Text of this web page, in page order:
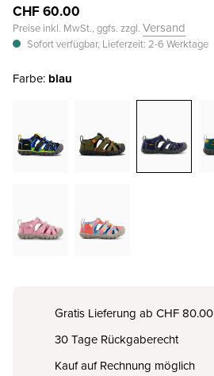
CHF 60.00
Preise inkl. MwSt., ggfs. zzgl. Versand
Sofort verfügbar, Lieferzeit: 2-6 Werktage
Farbe: blau
Gratis Lieferung ab CHF 80.00
30 Tage Rückgaberecht
Kauf auf Rechnung möglich